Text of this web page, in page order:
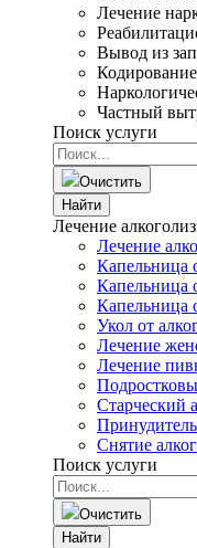
Лечение
Вывод из
Кодирование
Частный
Поиск услуги
Очистить
Найти
Лечение
Лечение
Капельница
Капельница
Капельница
Укол от
Лечение
Лечение
Старческий
Снятие
Поиск услуги
Очистить
Найти